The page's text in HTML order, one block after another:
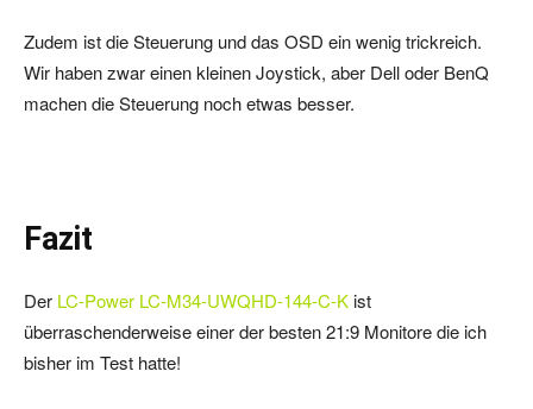
Zudem ist die Steuerung und das OSD ein wenig trickreich.
Wir haben zwar einen kleinen Joystick, aber Dell oder BenQ
machen die Steuerung noch etwas besser.
Fazit
Der LC-Power LC-M34-UWQHD-144-C-Kist
überraschenderweise einer der besten 21:9 Monitore die ich
bisher im Test hatte!